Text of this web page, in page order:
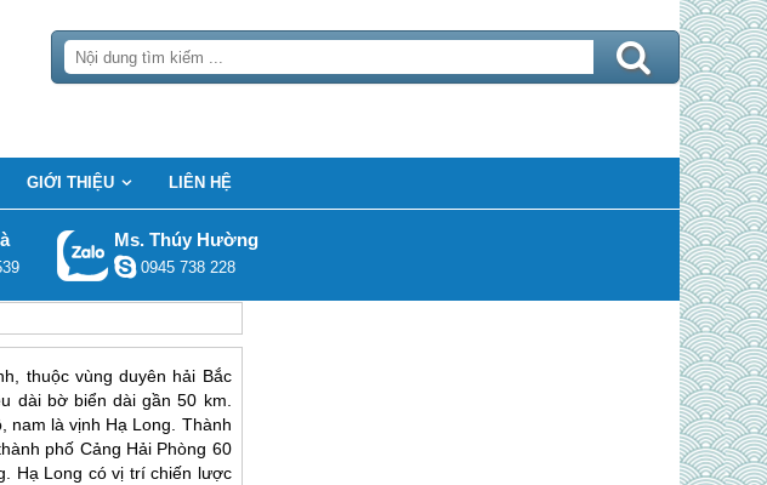
GIỚI THIỆU LIÊN HỆ
Ms. Thúy Hường
0945 738 228
thuộc vùng duyên hải Bắc
dài bờ biển dài gần 50 km.
nam là vịnh Hạ Long. Thành
phố Cảng Hải Phòng 60
Hạ Long có vị trí chiến lược